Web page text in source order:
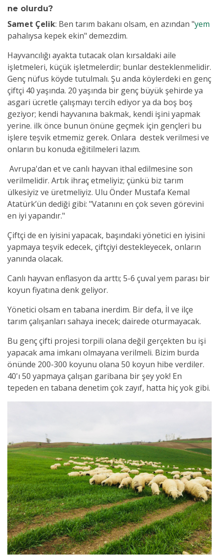
ne olurdu?
Samet Çelik: Ben tarım bakanı olsam, en azından "yem
pahalıysa kepek ekin" demezdim.
Hayvancılığı ayakta tutacak olan kırsaldaki aile
işletmeleri, küçük işletmelerdir; bunlar desteklenmelidir.
Genç nüfus köyde tutulmalı. Şu anda köylerdeki en genç
çiftçi 40 yaşında. 20 yaşında bir genç büyük şehirde ya
asgari ücretle çalışmayı tercih ediyor ya da boş boş
geziyor; kendi hayvanına bakmak, kendi işini yapmak
yerine. ilk önce bunun önüne geçmek için gençleri bu
işlere teşvik etmemiz gerek. Onlara destek verilmesi ve
onların bu konuda eğitilmeleri lazım.
Avrupa'dan et ve canlı hayvan ithal edilmesine son
verilmelidir. Artık ihraç etmeliyiz; çünkü biz tarım
ülkesiyiz ve üretmeliyiz. Ulu Önder Mustafa Kemal
Atatürk’ün dediği gibi: "Vatanını en çok seven görevini
en iyi yapandır."
Çiftçi de en iyisini yapacak, başındaki yönetici en iyisini
yapmaya teşvik edecek, çiftçiyi destekleyecek, onların
yanında olacak.
Canlı hayvan enflasyon da arttı; 5-6 çuval yem parası bir
koyun fiyatına denk geliyor.
Yönetici olsam en tabana inerdim. Bir defa, İl ve ilçe
tarım çalışanları sahaya inecek; dairede oturmayacak.
Bu genç çifti projesi torpili olana değil gerçekten bu işi
yapacak ama imkanı olmayana verilmeli. Bizim burda
önünde 200-300 koyunu olana 50 koyun hibe verdiler.
40'ı 50 yapmaya çalışan garibana bir şey yok! En
tepeden en tabana denetim çok zayıf, hatta hiç yok gibi.